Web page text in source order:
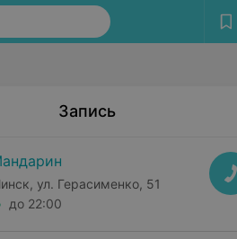
Запись
ул. Герасименко, 51
до 22:00